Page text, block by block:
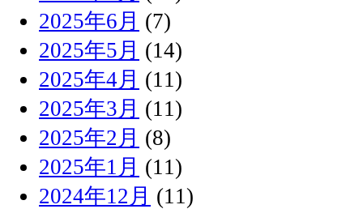
2025年6月 (7)
2025年5月 (14)
2025年4月 (11)
2025年3月 (11)
2025年2月 (8)
2025年1月 (11)
2024年12月 (11)